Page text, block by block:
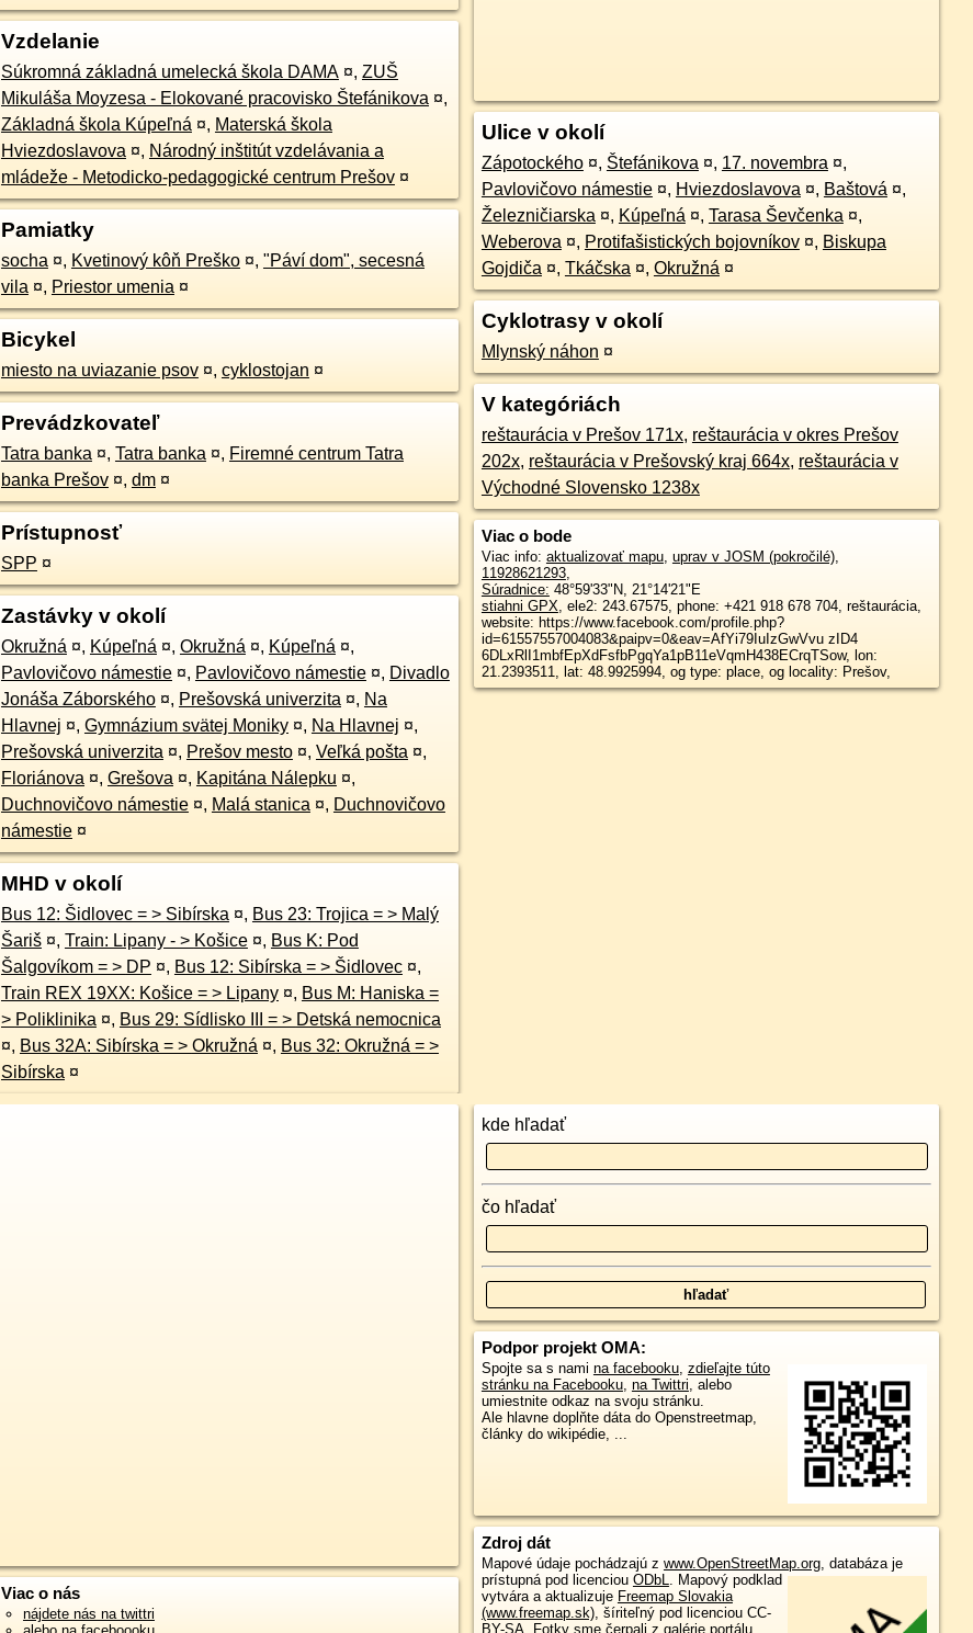
Vzdelanie
Súkromná základná umelecká škola DAMA ¤, ZUŠ
Mikuláša Moyzesa - Elokované pracovisko Štefánikova ¤,
Základná škola Kúpeľná ¤, Materská škola
Hviezdoslavova ¤, Národný inštitút vzdelávania a
mládeže - Metodicko-pedagogické centrum Prešov ¤
Pamiatky
socha ¤, Kvetinový kôň Preško ¤, "Páví dom", secesná
vila ¤, Priestor umenia ¤
Bicykel
miesto na uviazanie psov ¤, cyklostojan ¤
Prevádzkovateľ
Tatra banka ¤, Tatra banka ¤, Firemné centrum Tatra
banka Prešov ¤, dm ¤
Prístupnosť
SPP ¤
Zastávky v okolí
Okružná ¤, Kúpeľná ¤, Okružná ¤, Kúpeľná ¤,
Pavlovičovo námestie ¤, Pavlovičovo námestie ¤, Divadlo
Jonáša Záborského ¤, Prešovská univerzita ¤, Na
Hlavnej ¤, Gymnázium svätej Moniky ¤, Na Hlavnej ¤,
Prešovská univerzita ¤, Prešov mesto ¤, Veľká pošta ¤,
Floriánova ¤, Grešova ¤, Kapitána Nálepku ¤,
Duchnovičovo námestie ¤, Malá stanica ¤, Duchnovičovo
námestie ¤
MHD v okolí
Bus 12: Šidlovec = > Sibírska ¤, Bus 23: Trojica = > Malý
Šariš ¤, Train: Lipany - > Košice ¤, Bus K: Pod
Šalgovíkom = > DP ¤, Bus 12: Sibírska = > Šidlovec ¤,
Train REX 19XX: Košice = > Lipany ¤, Bus M: Haniska =
> Poliklinika ¤,
Bus 29: Sídlisko III = > Detská nemocnica
¤, Bus 32A: Sibírska = > Okružná ¤, Bus 32: Okružná = >
Sibírska ¤
Ulice v okolí
Zápotockého ¤, Štefánikova ¤, 17. novembra ¤,
Pavlovičovo námestie ¤, Hviezdoslavova ¤, Baštová ¤,
Železničiarska ¤, Kúpeľná ¤, Tarasa Ševčenka ¤,
Weberova ¤, Protifašistických bojovníkov ¤, Biskupa
Gojdiča ¤, Tkáčska ¤, Okružná ¤
Cyklotrasy v okolí
Mlynský náhon ¤
V kategóriách
reštaurácia v Prešov 171x, reštaurácia v okres Prešov
202x, reštaurácia v Prešovský kraj 664x, reštaurácia v
Východné Slovensko 1238x
Viac o bode
Viac info: aktualizovať mapu, uprav v JOSM (pokročilé),
11928621293,
Súradnice: 48°59'33"N, 21°14'21"E
stiahni GPX, ele2: 243.67575, phone: +421 918 678 704, reštaurácia,
website: https://www.facebook.com/profile.php?
id=61557557004083&paipv=0&eav=AfYi79IuIzGwVvu zID4
6DLxRlI1mbfEpXdFsfbPgqYa1pB11eVqmH438ECrqTSow, lon:
21.2393511, lat: 48.9925994, og type: place, og locality: Prešov,
Viac o nás
nájdete nás na twittri
kde hľadať
čo hľadať
Podpor projekt OMA:
Spojte sa s nami na facebooku, zdieľajte túto
stránku na Facebooku, na Twittri, alebo
umiestnite odkaz na svoju stránku.
Ale hlavne doplňte dáta do Openstreetmap,
články do wikipédie, ...
Zdroj dát
Mapové údaje pochádzajú z www.OpenStreetMap.org, databáza je
prístupná pod licenciou ODbL. Mapový podklad
vytvára a aktualizuje Freemap Slovakia
(www.freemap.sk), šíriteľný pod licenciou CC-
BY-SA. Fotky sme čerpali z galérie portálu